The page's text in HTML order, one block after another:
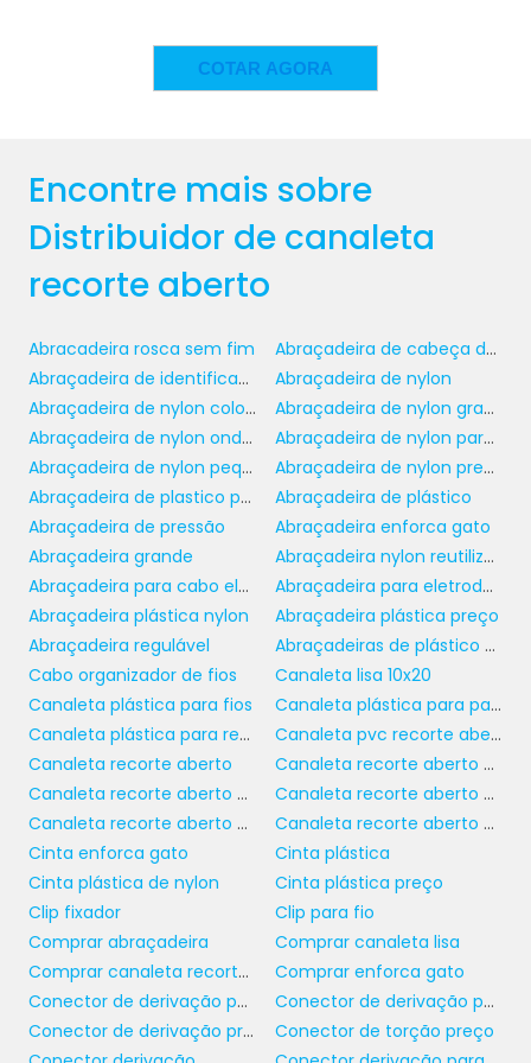
distribuidor de canaleta recorte
, você garante que os cabos fiquem
APLICAÇÕES VERSÁTEIS
PARA O DISTRIBUIDOR DE
CANALETA RECORTE
ABERTO
O uso do distribuidor de canaleta recorte
abertoé vasto e pode ser aplicado em
diversos setores. Por exemplo, na indústria de
telecomunicações, ele é essencial para o
gerenciamento eficaz de cabos de fibra
óptica e redes de comunicação. Sua
capacidade de acomodar múltiplos cabos
em um espaço organizado permite que as
empresas mantenham a continuidade de
suas operações com o mínimo de
interrupções.
Outro setor em que esse distribuidor tem se
mostrado indispensável é o de tecnologia da
informação. Em ambientes de data centers,
onde o cabeamento é extenso e complexo, a
utilização de canaletas com recorte aberto
facilita a manutenção e o monitoramento
dos cabos. Isso não apenas melhora a
eficiência operacional, mas também garante
uma resposta rápida a qualquer problema
que possa surgir.
COMO ESCOLHER O
COTAR AGORA
Encontre mais sobre
Distribuidor de canaleta
recorte aberto
Abracadeira rosca sem fim
Abraçadeira de cabeça dupla
Abraçadeira de identificação
Abraçadeira de nylon
Abraçadeira de nylon colorida
Abraçadeira de nylon grande
Abraçadeira de nylon onde comprar
Abraçadeira de nylon para lacre
Abraçadeira de nylon pequena
Abraçadeira de nylon preço
Abraçadeira de plastico para tubos
Abraçadeira de plástico
Abraçadeira de pressão
Abraçadeira enforca gato
Abraçadeira grande
Abraçadeira nylon reutilizável
Abraçadeira para cabo elétrico
Abraçadeira para eletroduto
Abraçadeira plástica nylon
Abraçadeira plástica preço
Abraçadeira regulável
Abraçadeiras de plástico para identificação
Cabo organizador de fios
Canaleta lisa 10x20
Canaleta plástica para fios
Canaleta plástica para painel
Canaleta plástica para redes
Canaleta pvc recorte aberto 50x50
Canaleta recorte aberto
Canaleta recorte aberto 20x20
Canaleta recorte aberto 30 x 50
Canaleta recorte aberto 50x50
Canaleta recorte aberto 50x80
Canaleta recorte aberto preta
Cinta enforca gato
Cinta plástica
Cinta plástica de nylon
Cinta plástica preço
Clip fixador
Clip para fio
Comprar abraçadeira
Comprar canaleta lisa
Comprar canaleta recorte aberto
Comprar enforca gato
Conector de derivação para eletrofita
Conector de derivação perfurante
Conector de derivação preço
Conector de torção preço